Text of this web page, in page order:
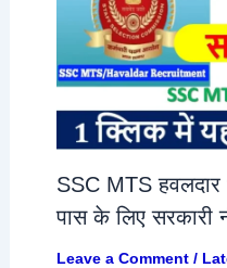
SSC MTS हवलदार
पास के लिए सरकारी
Leave a Comment /